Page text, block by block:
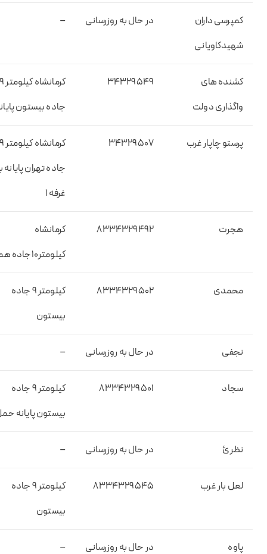
کمپرسی داران
شهیدکاویانی
در حال به روزرسانی –
کشنده های
واگذاری دولت
۳۴۳۲۹۵۴۹
کرمانشاه کیلومتر ۹
جاده بیستون
پرستو چاپار غرب ۳۴۳۲۹۵۰۷
کرمانشاه کیلومتر ۹
جاده تهران پایانه
غرفه ۱
هجرت ۸۳۳۴۳۲۹۴۹۲
کرمانشاه
کیلومتر۱۰جاده همدان
محمدی ۸۳۳۴۳۲۹۵۰۲
کیلومتر ۹ جاده
بیستون
نجفی در حال به روزرسانی –
سجاد ۸۳۳۴۳۲۹۵۰۱
کیلومتر ۹ جاده
بیستون پایانه
نظرئ در حال به روزرسانی –
لعل بار غرب ۸۳۳۴۳۲۹۵۴۵
کیلومتر ۹ جاده
بیستون
پاوه در حال به روزرسانی –